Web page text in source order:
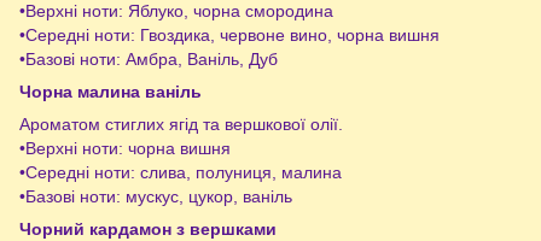
•Верхні ноти: Яблуко, чорна смородина
•Середні ноти: Гвоздика, червоне вино, чорна вишня
•Базові ноти: Амбра, Ваніль, Дуб
Чорна малина ваніль
Ароматом стиглих ягід та вершкової олії.
•Верхні ноти: чорна вишня
•Середні ноти: слива, полуниця, малина
•Базові ноти: мускус, цукор, ваніль
Чорний кардамон з вершками